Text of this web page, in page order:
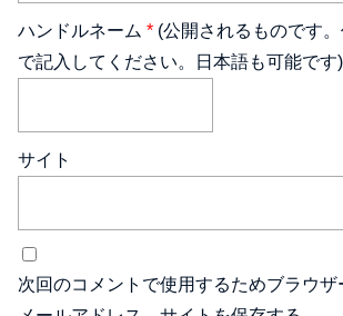
ハンドルネーム * (公開されるものです
で記入してください。日本語も可能です)
サイト
次回のコメントで使用するためブラウザ